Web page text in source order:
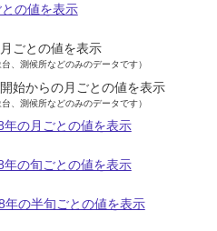
の値を表示
ごとの値を表示
台、測候所などのみのデータです）
始からの月ごとの値を表示
台、測候所などのみのデータです）
年の月ごとの値を表示
年の旬ごとの値を表示
年の半旬ごとの値を表示